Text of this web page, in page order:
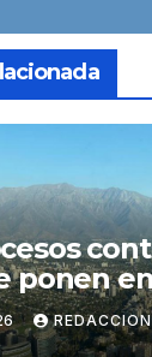
ponen
una
REDACCION